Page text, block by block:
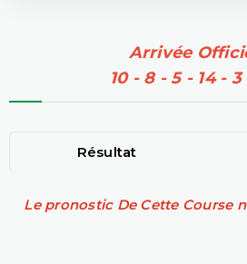
Arrivée
10 - 8 - 5 - 14 - 3
Résultat
Le pronostic De Cette Course